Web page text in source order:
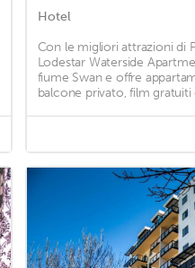
Hotel
Con le migliori attrazioni di
Lodestar Waterside
fiume Swan e offre
balcone privato, film gratuiti